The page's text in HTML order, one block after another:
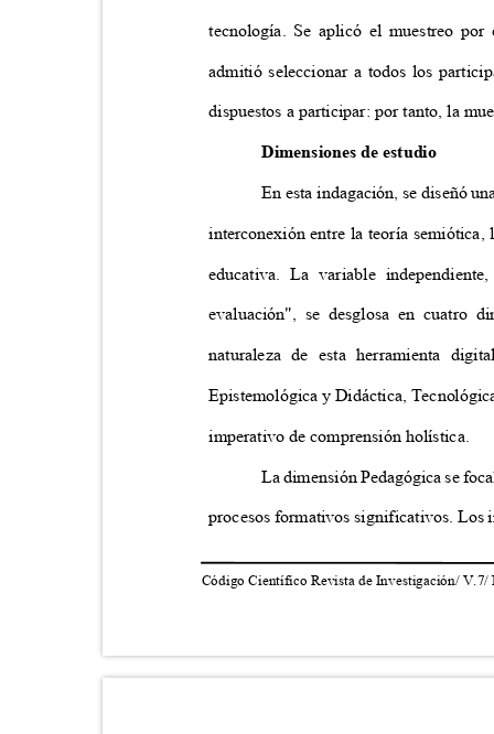
tecnología. Se aplicó el muestreo
admitió seleccionar a todos los
dispuestos a participar: por tanto, la
Dimensiones de estudio
En esta indagación, se diseñó
interconexión entre la teoría
educativa. La variable
evaluación", se desglosa en cuatro
naturaleza de esta herramienta
Epistemológica y Didáctica,
imperativo de comprensión holística.
La dimensión Pedagógica se
procesos formativos significativos.
Código Científico Revista de Investigación/